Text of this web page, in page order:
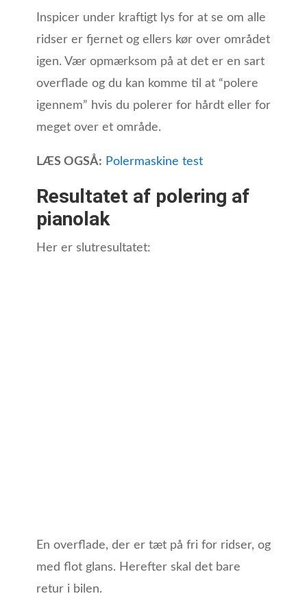
Inspicer under kraftigt lys for at se om alle
ridser er fjernet og ellers kør over området
igen. Vær opmærksom på at det er en sart
overflade og du kan komme til at “polere
igennem” hvis du polerer for hårdt eller for
meget over et område.
LÆS OGSÅ: Polermaskine test
Resultatet af polering af
pianolak
Her er slutresultatet:
En overflade, der er tæt på fri for ridser, og
med flot glans. Herefter skal det bare
retur i bilen.